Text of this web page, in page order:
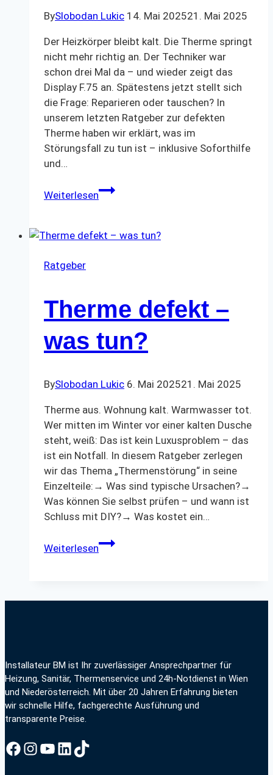
BySlobodan Lukic 14. Mai 202521. Mai 2025
Der Heizkörper bleibt kalt. Die Therme springt
nicht mehr richtig an. Der Techniker war
schon drei Mal da – und wieder zeigt das
Display F.75 an. Spätestens jetzt stellt sich
die Frage: Reparieren oder tauschen? In
unserem letzten Ratgeber zur defekten
Therme haben wir erklärt, was im
Störungsfall zu tun ist – inklusive Soforthilfe
und…
Weiterlesen
Wann
lohnt
ein
Ratgeber
Therme defekt –
was tun?
BySlobodan Lukic 6. Mai 202521. Mai 2025
Therme aus. Wohnung kalt. Warmwasser tot.
Wer mitten im Winter vor einer kalten Dusche
steht, weiß: Das ist kein Luxusproblem – das
ist ein Notfall. In diesem Ratgeber zerlegen
wir das Thema „Thermenstörung“ in seine
Einzelteile:→ Was sind typische Ursachen?→
Was können Sie selbst prüfen – und wann ist
Schluss mit DIY?→ Was kostet ein…
Weiterlesen
Therme
defekt
tun?
Installateur BM ist Ihr zuverlässiger Ansprechpartner für
Heizung, Sanitär, Thermenservice und 24h-Notdienst in Wien
und Niederösterreich. Mit über 20 Jahren Erfahrung bieten
wir schnelle Hilfe, fachgerechte Ausführung und
transparente Preise.
Facebook
Instagram
YouTube
LinkedIn
TikTok